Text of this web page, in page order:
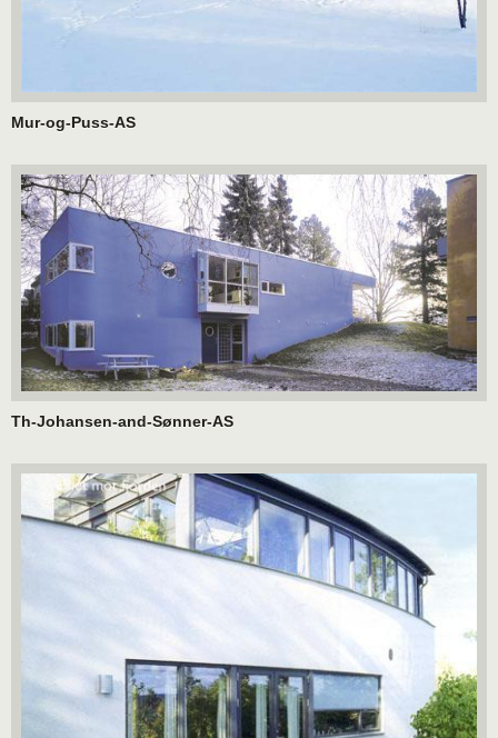
Mur-og-Puss-AS
Th-Johansen-and-Sønner-AS